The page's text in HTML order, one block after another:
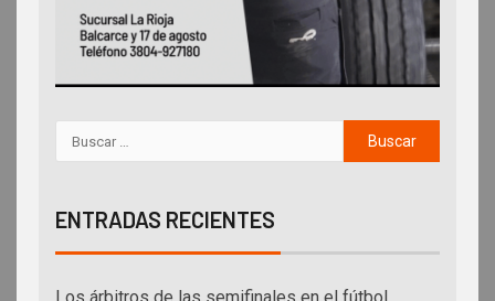
ENTRADAS RECIENTES